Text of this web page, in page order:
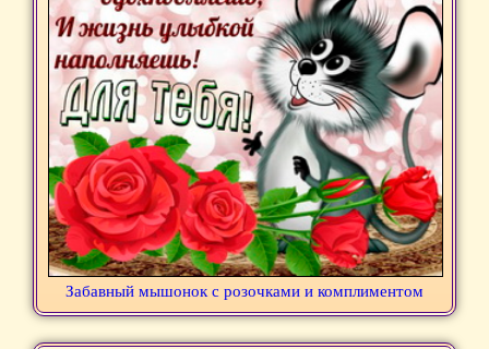
Забавный мышонок с розочками и комплиментом